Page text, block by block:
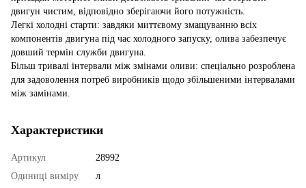
двигун чистим, відповідно зберігаючи його потужність.
Легкі холодні старти: завдяки миттєвому змащуванню всіх
компонентів двигуна під час холодного запуску, олива забезпечує
довший термін служби двигуна.
Більш тривалі інтервали між змінами оливи: спеціально розроблена
для задоволення потреб виробників щодо збільшеними інтервалами
між замінами.
Характеристики
Артикул
28992
Одиниці виміру
л